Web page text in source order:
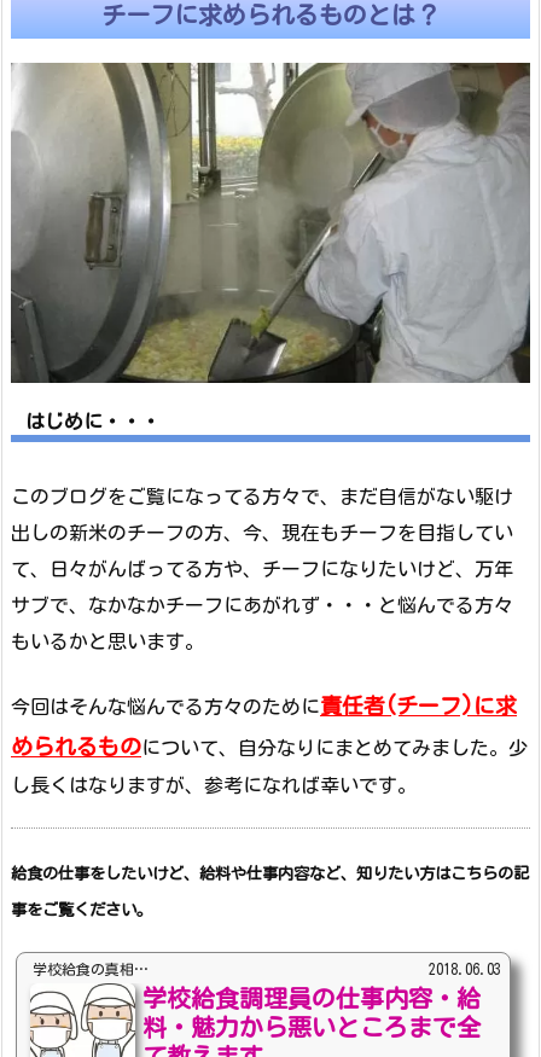
チーフに求められるものとは？
はじめに・・・
このブログをご覧になってる方々で、まだ自信がない駆け
出しの新米のチーフの方、今、現在もチーフを目指してい
て、日々がんばってる方や、チーフになりたいけど、万年
サブで、なかなかチーフにあがれず・・・と悩んでる方々
もいるかと思います。
今回はそんな悩んでる方々のために責任者(チーフ)に求
められるものについて、自分なりにまとめてみました。少
し長くはなりますが、参考になれば幸いです。
給食の仕事をしたいけど、給料や仕事内容など、 知りたい方はこちらの記
事をご覧ください。
学校給食の真相… 2018.06.03
学校給食調理員の仕事内容・給
料・魅力から悪いところまで全